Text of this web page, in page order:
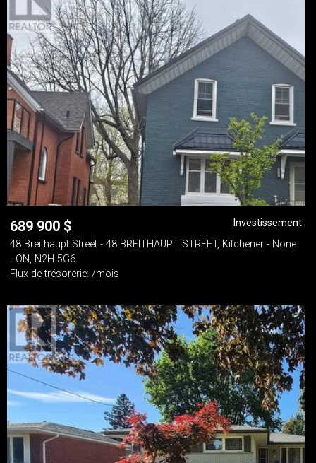
689 900 $
Investissement
48 Breithaupt Street - 48 BREITHAUPT STREET, Kitchener - None
- ON, N2H 5G6
Flux de trésorerie: /mois